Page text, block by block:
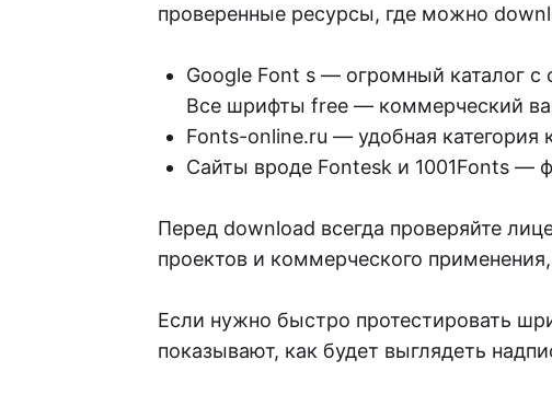
проверенные ресурсы, где можно
Google Font s — огромный каталог
Все шрифты free — коммерческий
Fonts-online.ru — удобная
Сайты вроде Fontesk и 1001Fonts —
Перед download всегда проверяйте
проектов и коммерческого
Если нужно быстро протестировать
показывают, как будет выглядеть